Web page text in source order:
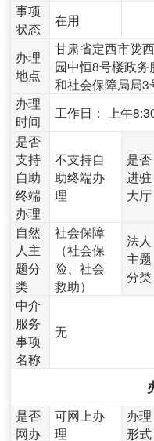
事项
状态
在用
办理
地点
甘肃省定西市陇
园中恒8号楼政
和社会保障局局3
办理
时间
工作日： 上午
是否
支持
自助
终端
办理
不支持自
助终端办
理
是否
进驻
大厅
自然
人主
题分
类
社会保障
（社会保
险、社会
救助）
法人
主题
分类
中介
服务
事项
名称
无
是否
网办
可网上办
理
办理
形式